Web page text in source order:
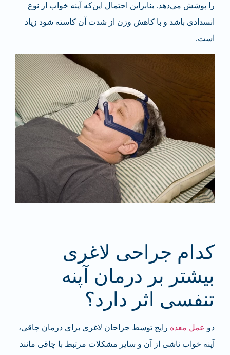
را پوشش می‌دهد. بنابراین احتمال این‌که آپنه خواب از نوع
انسدادی باشد و با کاهش وزن از شدت آن کاسته شود زیاد
است.
کدام جراحی لاغری
بیشتر بر درمان آپنه
تنفسی اثر دارد؟
دو عمل معده رایج توسط جراحان لاغری برای درمان چاقی،
آپنه خواب ناشی از آن و سایر مشکلات مرتبط با چاقی مانند